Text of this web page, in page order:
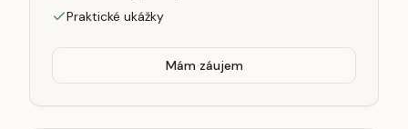
Praktické ukážky
Mám záujem